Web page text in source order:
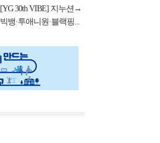
[YG 30th VIBE] 지누션→
빅뱅·투애니원·블랙핑...